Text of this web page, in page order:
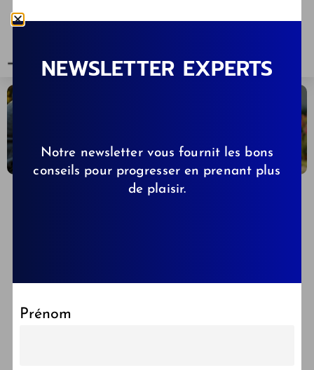
NEWSLETTER EXPERTS
Notre newsletter vous fournit les bons
conseils pour progresser en prenant plus
de plaisir.
Prénom